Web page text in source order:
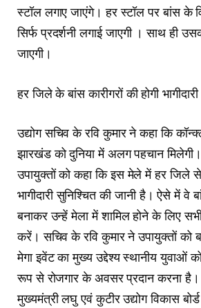
स्टॉल लगाए जाएंगे। हर स्टॉल पर बांस के
सिर्फ प्रदर्शनी लगाई जाएगी । साथ ही
जाएगी।
हर जिले के बांस कारीगरों की होगी भागीदारी
उद्योग सचिव के रवि कुमार ने कहा कि
झारखंड को दुनिया में अलग पहचान
उपायुक्तों को कहा कि इस मेले में हर जिले से
भागीदारी सुनिश्चित की जानी है। ऐसे में वे
बनाकर उन्हें मेला में शामिल होने के लिए
करें। सचिव के रवि कुमार ने उपायुक्तों को
मेगा इवेंट का मुख्य उद्देश्य स्थानीय युवाओं
रूप से रोजगार के अवसर प्रदान करना है।
मुख्यमंत्री लघु एवं कुटीर उद्योग विकास